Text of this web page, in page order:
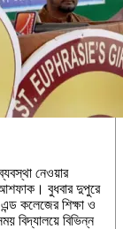
নেওয়ার
বুধবার দুপুরে
কলেজের শিক্ষা ও
বিদ্যালয়ে বিভিন্ন